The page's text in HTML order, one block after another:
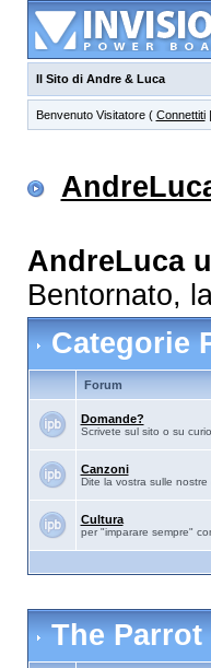
Il Sito di Andre & Luca
Benvenuto Visitatore ( Connettiti|
AndreLuca
Bentornato,
Categorie
Forum
Domande?
Scrivete sul sito o su
Canzoni
Dite la vostra sulle nostre
Cultura
per "imparare sempre"
The Parrot